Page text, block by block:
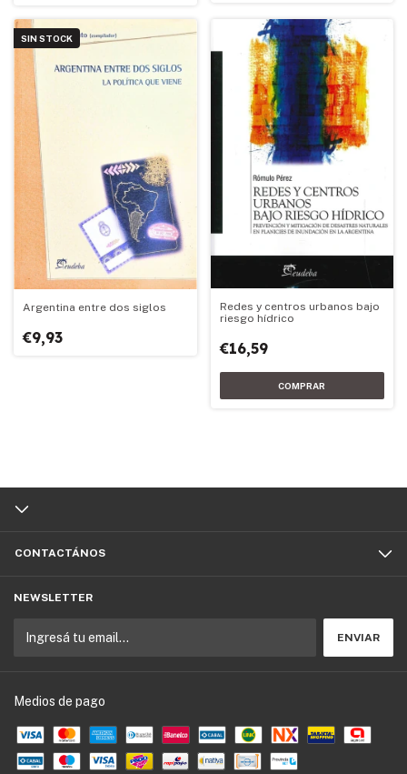
SIN STOCK
Argentina entre dos siglos
€9,93
Redes y centros urbanos bajo
riesgo hídrico
€16,59
CONTACTÁNOS
NEWSLETTER
Medios de pago